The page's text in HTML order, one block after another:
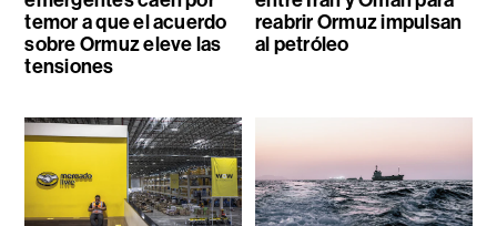
temor a que el acuerdo
sobre Ormuz eleve las
tensiones
reabrir Ormuz impulsan
al petróleo